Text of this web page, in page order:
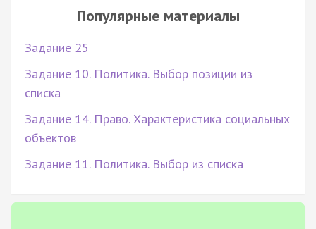
Популярные материалы
Задание 25
Задание 10. Политика. Выбор позиции из
списка
Задание 14. Право. Характеристика социальных
объектов
Задание 11. Политика. Выбор из списка